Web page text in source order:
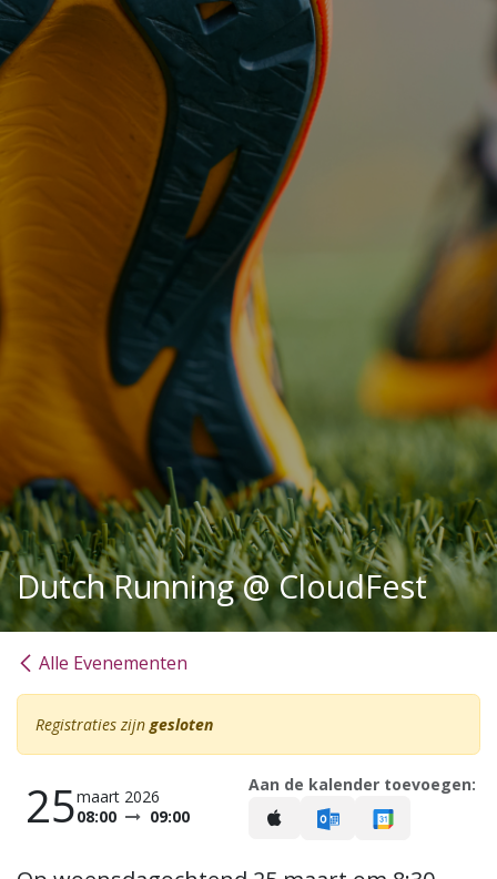
Dutch Running @ CloudFest
Alle Evenementen
Registraties zijngesloten
25maart 2026
08:00
09:00
Aan de kalender toevoegen: